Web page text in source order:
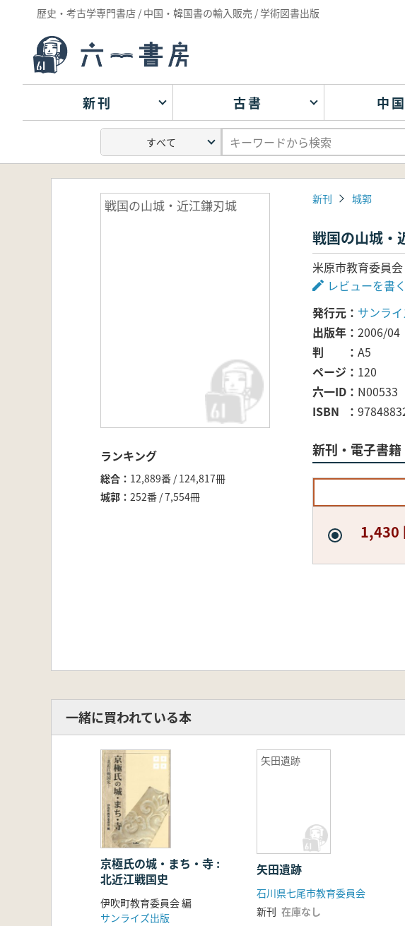
歴史・考古学専門書店 / 中国・韓国書の輸入販売 / 学術図書出版
新刊 古書 中
戦国の山城・近江鎌刃城
ランキング
総合
12,889番 / 124,817冊
城郭
252番 / 7,554冊
新刊 城郭
戦国の山城・
米原市教育委員
レビューを書く
発行元
サンラ
出版年
2006/04
判
A5
ページ
120
六一ID
N00533
ISBN
新刊・電子書籍
1,430
一緒に買われている本
京極氏の城・まち・寺 :
北近江戦国史
伊吹町教育委員会 編
サンライズ出版
矢田遺跡
矢田遺跡
石川県七尾市教育委員会
新刊 在庫なし